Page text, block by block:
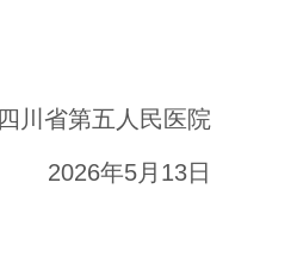
四川省第五人民医院
2026年5月13日